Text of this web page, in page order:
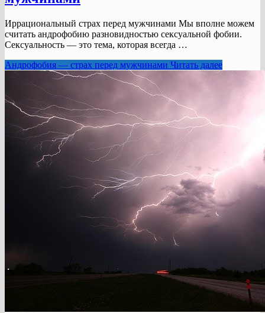
Иррациональный страх перед мужчинами Мы вполне можем
считать андрофобию разновидностью сексуальной фобии.
Сексуальность — это тема, которая всегда …
Андрофобия — страх перед мужчинами Читать далее